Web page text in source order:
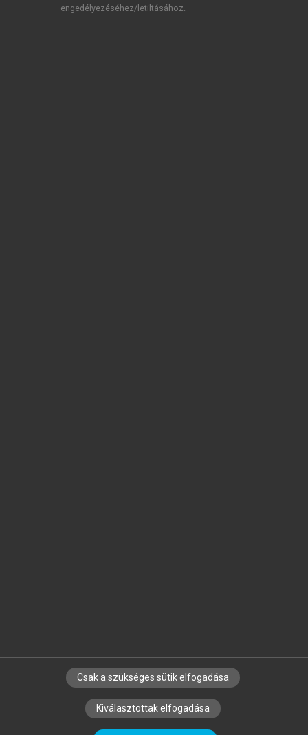
SZERZŐKNEK CÉGEKNEK KÖNYVTÁROSOKNAK
SZERKESZTÉSI ÉS LEKTORÁLÁSI ALAPELVEK
engedélyezéséhez/letiltásához.
Csak a szükséges sütik elfogadása
Kiválasztottak elfogadása